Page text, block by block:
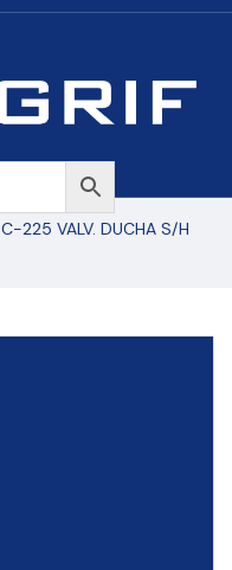
C-225 VALV. DUCHA S/H